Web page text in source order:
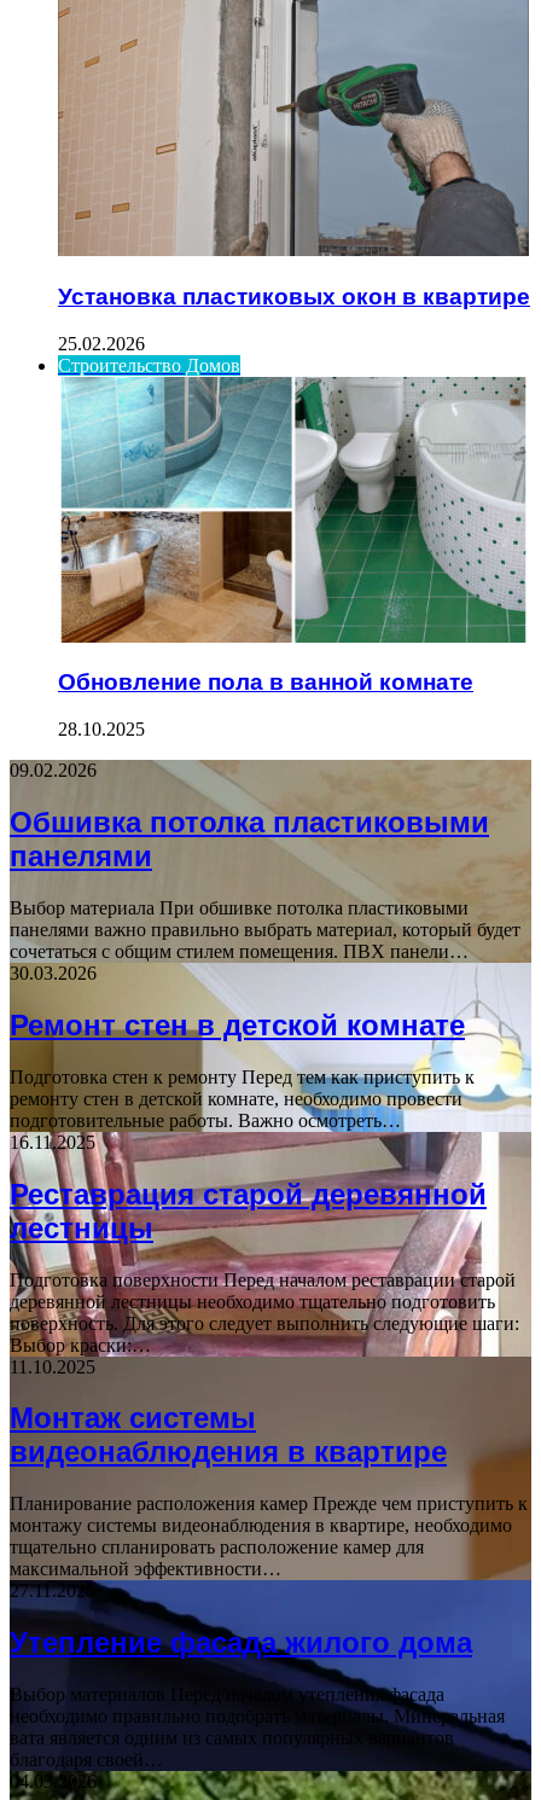
Установка пластиковых окон в квартире
25.02.2026
Строительство Домов
Обновление пола в ванной комнате
28.10.2025
09.02.2026
Обшивка потолка пластиковыми
панелями
Выбор материала При обшивке потолка пластиковыми
панелями важно правильно выбрать материал, который будет
сочетаться с общим стилем помещения. ПВХ панели…
30.03.2026
Ремонт стен в детской комнате
Подготовка стен к ремонту Перед тем как приступить к
ремонту стен в детской комнате, необходимо провести
подготовительные работы. Важно осмотреть…
16.11.2025
Реставрация старой деревянной
лестницы
Подготовка поверхности Перед началом реставрации старой
деревянной лестницы необходимо тщательно подготовить
поверхность. Для этого следует выполнить следующие шаги:
Выбор краски:…
11.10.2025
Монтаж системы
видеонаблюдения в квартире
Планирование расположения камер Прежде чем приступить к
монтажу системы видеонаблюдения в квартире, необходимо
тщательно спланировать расположение камер для
максимальной эффективности…
27.11.2025
Утепление фасада жилого дома
Выбор материалов Перед началом утепления фасада
необходимо правильно подобрать материалы. Минеральная
вата является одним из самых популярных вариантов
благодаря своей…
04.03.2026